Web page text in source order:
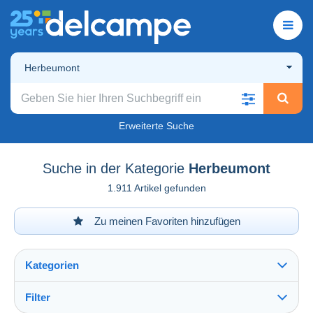
Herbeumont
Erweiterte Suche
Suche in der Kategorie Herbeumont
1.911 Artikel gefunden
Zu meinen Favoriten hinzufügen
Kategorien
Filter